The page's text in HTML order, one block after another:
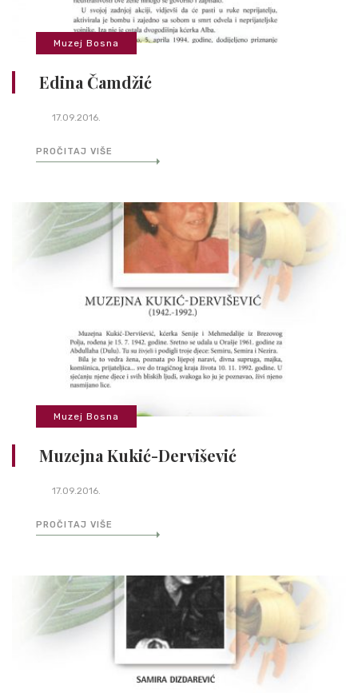
Muzej Bosna
Edina Čamdžić
17.09.2016.
PROČITAJ VIŠE
Muzej Bosna
Muzejna Kukić-Dervišević
17.09.2016.
PROČITAJ VIŠE